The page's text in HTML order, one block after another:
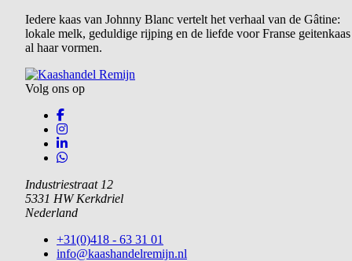
Iedere kaas van Johnny Blanc vertelt het verhaal van de Gâtine:
lokale melk, geduldige rijping en de liefde voor Franse
al haar vormen.
Volg ons op
Industriestraat 12
5331 HW Kerkdriel
Nederland
+31(0)418 - 63 31 01
info@kaashandelremijn.nl